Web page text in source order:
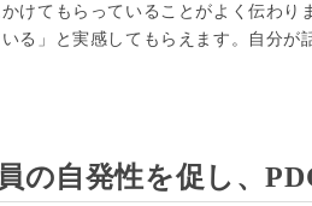
けてもらっていることがよく伝わ
る」と実感してもらえます。自分
の自発性を促し、